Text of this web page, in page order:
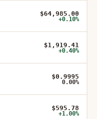
$64,985.00
+0.10%
$1,919.41
+0.40%
$0.9995
0.00%
$595.78
+1.00%